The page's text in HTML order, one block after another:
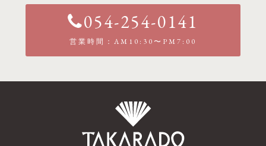
054-254-0141
営業時間：AM10:30〜PM7:00